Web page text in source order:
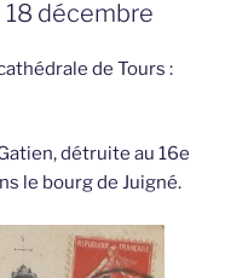
décembre
de Tours :
détruite au 16e
le bourg de Juigné.